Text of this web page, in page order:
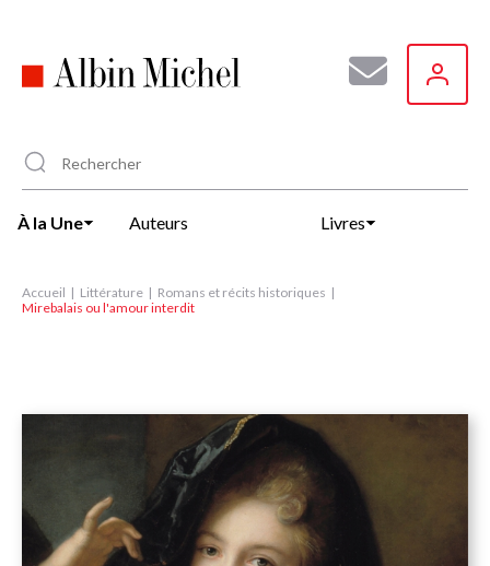
principal
À la Une Auteurs Livres
Accueil Littérature
Romans et récits historiques
Mirebalais ou l'amour interdit